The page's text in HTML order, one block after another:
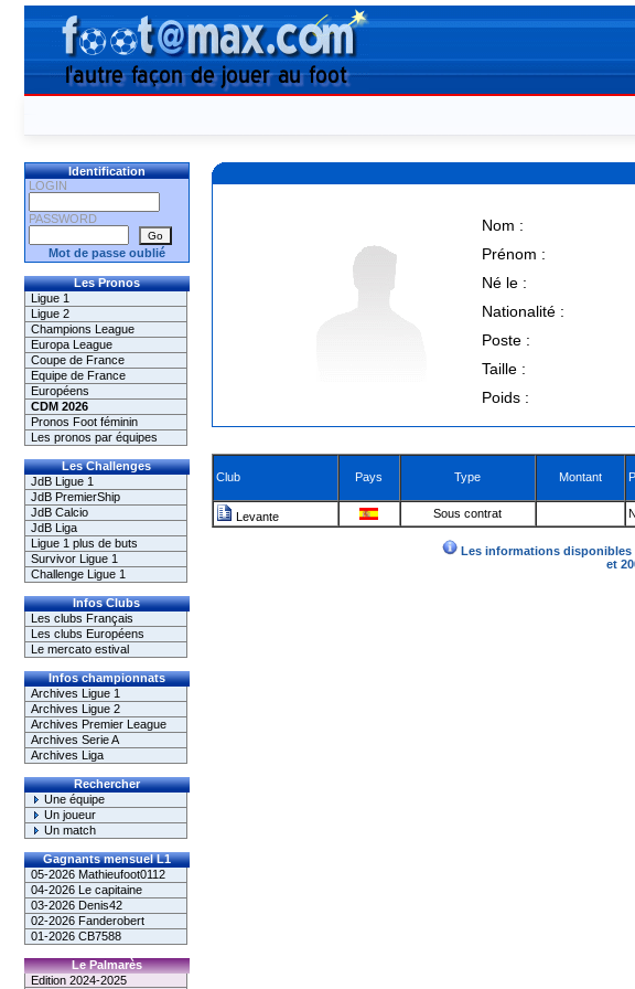
Identification
LOGIN
PASSWORD
Mot de passe oublié
Les Pronos
Ligue 1
Ligue 2
Champions League
Europa League
Coupe de France
Equipe de France
Européens
CDM 2026
Pronos Foot féminin
Les pronos par équipes
Les Challenges
JdB Ligue 1
JdB PremierShip
JdB Calcio
JdB Liga
Ligue 1 plus de buts
Survivor Ligue 1
Challenge Ligue 1
Infos Clubs
Les clubs Français
Les clubs Européens
Le mercato estival
Infos championnats
Archives Ligue 1
Archives Ligue 2
Archives Premier League
Archives Serie A
Archives Liga
Rechercher
Une équipe
Un joueur
Un match
Gagnants mensuel L1
05-2026 Mathieufoot0112
04-2026 Le capitaine
03-2026 Denis42
02-2026 Fanderobert
01-2026 CB7588
Le Palmarès
Edition 2024-2025
Nom :
Prénom :
Né le :
Nationalité :
Poste :
Taille :
Poids :
Club Pays Type Montant
Levante Sous contrat
Les informations disponibles
et